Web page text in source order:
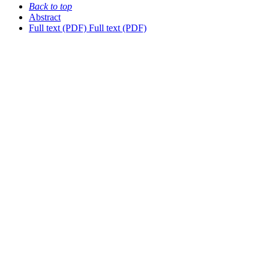
Back to top
Abstract
Full text (PDF) Full text (PDF)